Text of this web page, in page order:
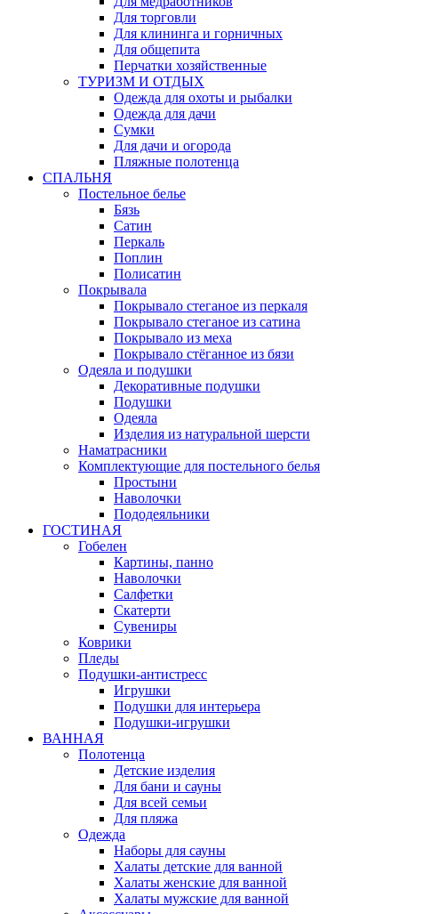
Для торговли
Для клининга и горничных
Для общепита
Перчатки хозяйственные
ТУРИЗМ И ОТДЫХ
Одежда для охоты и рыбалки
Одежда для дачи
Сумки
Для дачи и огорода
Пляжные полотенца
СПАЛЬНЯ
Постельное белье
Бязь
Сатин
Перкаль
Поплин
Полисатин
Покрывала
Покрывало стеганое из перкаля
Покрывало стеганое из сатина
Покрывало из меха
Покрывало стёганное из бязи
Одеяла и подушки
Декоративные подушки
Подушки
Одеяла
Изделия из натуральной шерсти
Наматраcники
Комплектующие для постельного белья
Простыни
Наволочки
Пододеяльники
ГОСТИНАЯ
Гобелен
Картины, панно
Наволочки
Салфетки
Скатерти
Сувениры
Коврики
Пледы
Подушки-антистресс
Игрушки
Подушки для интерьера
Подушки-игрушки
ВАННАЯ
Полотенца
Детские изделия
Для бани и сауны
Для всей семьи
Для пляжа
Одежда
Наборы для сауны
Халаты детские для ванной
Халаты женские для ванной
Халаты мужские для ванной